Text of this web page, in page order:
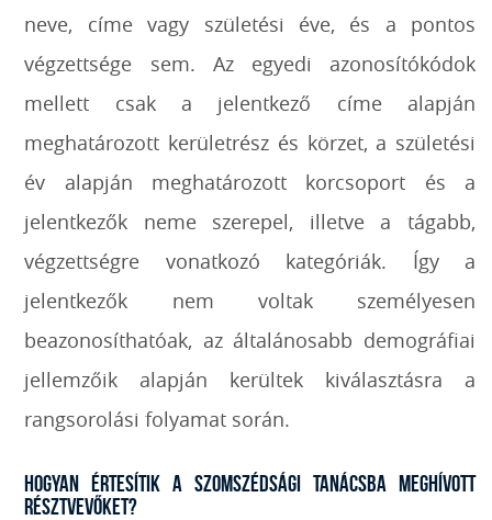
neve, címe vagy születési éve, és a pontos
végzettsége sem. Az egyedi azonosítókódok
mellett csak a jelentkező címe alapján
meghatározott kerületrész és körzet, a születési
év alapján meghatározott korcsoport és a
jelentkezők neme szerepel, illetve a tágabb,
végzettségre vonatkozó kategóriák. Így a
jelentkezők nem voltak személyesen
beazonosíthatóak, az általánosabb demográfiai
jellemzőik alapján kerültek kiválasztásra a
rangsorolási folyamat során.
Hogyan értesítik a Szomszédsági Tanácsba meghívott
résztvevőket?